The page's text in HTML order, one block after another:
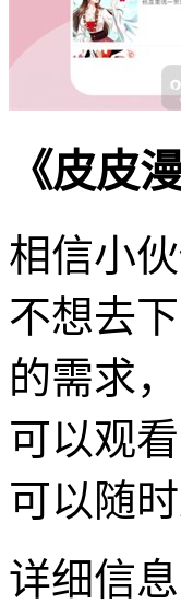
《皮皮
相信小
不想去
的需求
可以观
可以随时
详细信息